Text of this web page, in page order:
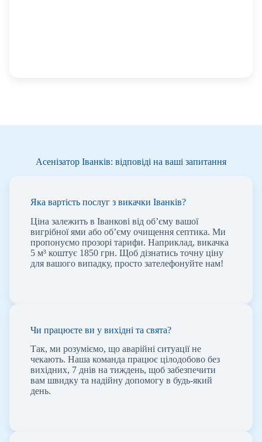
Асенізатор Іванків: відповіді на ваші запитання
Яка вартість послуг з викачки Іванків?
Ціна залежить в Іванкові від об’єму вашої
вигрібної ями або об’єму очищення септика. Ми
пропонуємо прозорі тарифи. Наприклад, викачка
5 м³ коштує 1850 грн. Щоб дізнатись точну ціну
для вашого випадку, просто зателефонуйте нам!
Чи працюєте ви у вихідні та свята?
Так, ми розуміємо, що аварійні ситуації не
чекають. Наша команда працює цілодобово без
вихідних, 7 днів на тиждень, щоб забезпечити
вам швидку та надійну допомогу в будь-який
день.